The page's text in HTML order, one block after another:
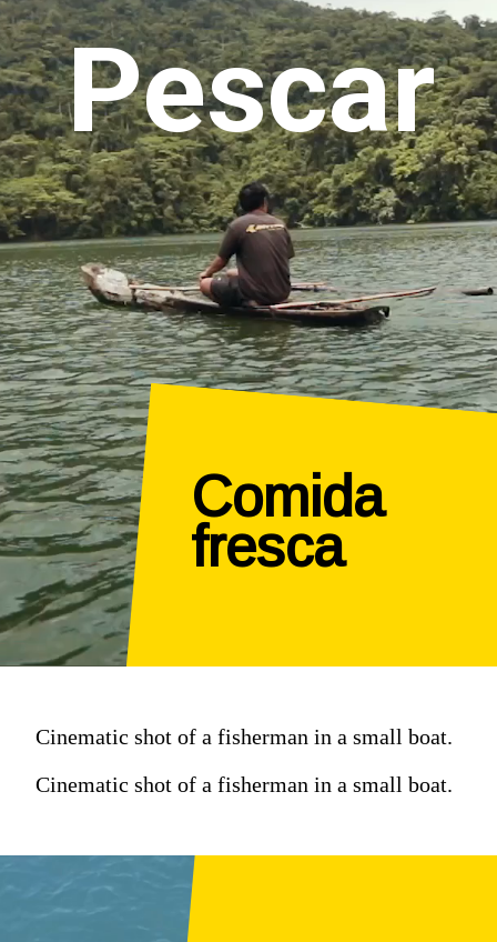
Comida
fresca
Pescar
Cinematic shot of a fisherman in a small boat.
Cinematic shot of a fisherman in a small boat.